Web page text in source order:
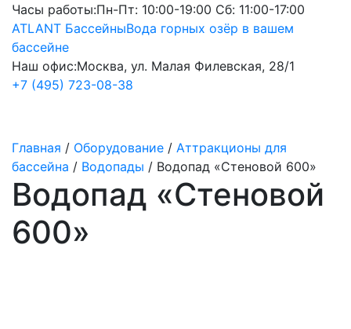
Часы работы:Пн-Пт: 10:00-19:00 Сб: 11:00-17:00
ATLANT БассейныВода горных озёр в вашем
бассейне
Наш офис:Москва, ул. Малая Филевская, 28/1
+7 (495) 723-08-38
Главная / Оборудование / Аттракционы для
бассейна / Водопады / Водопад «Стеновой 600»
Водопад «Стеновой
600»